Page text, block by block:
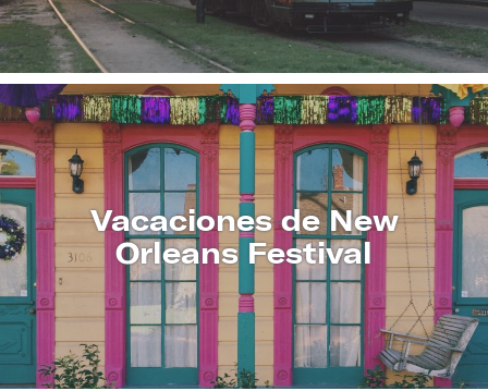
Vacaciones de New
Orleans Festival
CONOZCA
MÁS